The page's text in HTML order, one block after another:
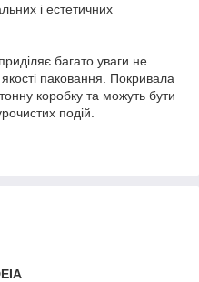
і естетичних
багато уваги не
якості паковання. Покривала
коробку та можуть бути
подій.